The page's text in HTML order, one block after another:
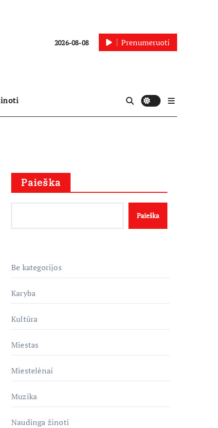
2026-08-08 Prenumeruoti
Paieška
Paieška
Be kategorijos
Karyba
Kultūra
Miestas
Miestelėnai
Muzika
Naudinga žinoti